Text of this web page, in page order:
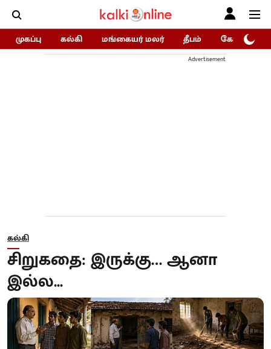
முகப்பு கல்கி மங்கையர் மலர் தீபம் கோகுலம்/
Advertisement
கல்கி
சிறுகதை: இருக்கு… ஆனா
இல்ல...